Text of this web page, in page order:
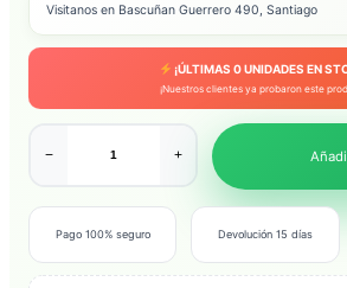
Visitanos en Bascuñan Guerrero 490, Santiago
¡ÚLTIMAS0UNIDADES EN
¡Nuestros clientes ya probaron este
− +
Pago 100% seguro Devolución 15 días